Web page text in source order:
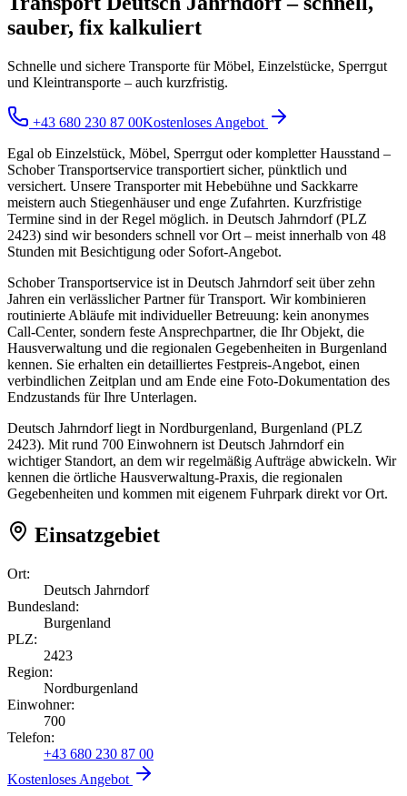
sauber, fix kalkuliert
Schnelle und sichere Transporte für Möbel, Einzelstücke, Sperrgut
und Kleintransporte – auch kurzfristig.
+43 680 230 87 00Kostenloses Angebot
Egal ob Einzelstück, Möbel, Sperrgut oder kompletter Hausstand –
Schober Transportservice transportiert sicher, pünktlich und
versichert. Unsere Transporter mit Hebebühne und Sackkarre
meistern auch Stiegenhäuser und enge Zufahrten. Kurzfristige
Termine sind in der Regel möglich. in Deutsch Jahrndorf (PLZ
2423) sind wir besonders schnell vor Ort – meist innerhalb von 48
Stunden mit Besichtigung oder Sofort-Angebot.
Schober Transportservice ist in Deutsch Jahrndorf seit über zehn
Jahren ein verlässlicher Partner für Transport. Wir kombinieren
routinierte Abläufe mit individueller Betreuung: kein anonymes
Call-Center, sondern feste Ansprechpartner, die Ihr Objekt, die
Hausverwaltung und die regionalen Gegebenheiten in Burgenland
kennen. Sie erhalten ein detailliertes Festpreis-Angebot, einen
verbindlichen Zeitplan und am Ende eine Foto-Dokumentation des
Endzustands für Ihre Unterlagen.
Deutsch Jahrndorf liegt in Nordburgenland, Burgenland (PLZ
2423). Mit rund 700 Einwohnern ist Deutsch Jahrndorf ein
wichtiger Standort, an dem wir regelmäßig Aufträge abwickeln. Wir
kennen die örtliche Hausverwaltung-Praxis, die regionalen
Gegebenheiten und kommen mit eigenem Fuhrpark direkt vor Ort.
Einsatzgebiet
Ort:
Deutsch Jahrndorf
Bundesland:
Burgenland
PLZ:
2423
Region:
Nordburgenland
Einwohner:
700
Telefon:
+43 680 230 87 00
Kostenloses Angebot